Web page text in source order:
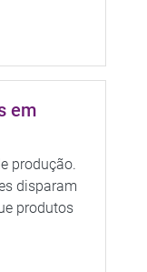
em
produção.
disparam
produtos